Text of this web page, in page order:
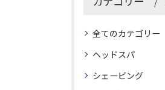
全てのカテゴリー
ヘッドスパ
シェービング